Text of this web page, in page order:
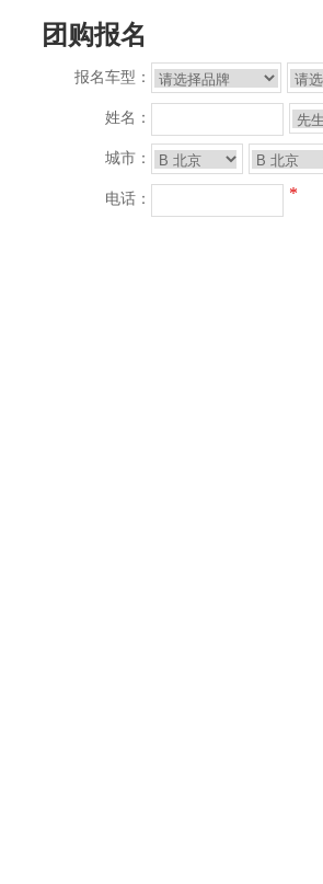
团购报名
报名车型：
姓名：
城市：
电话： *